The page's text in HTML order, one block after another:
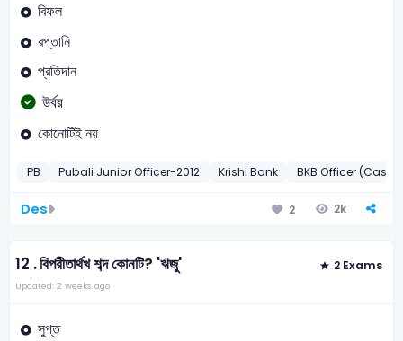
বিফল
রপ্তানি
প্রতিদান
উর্বর
কোনোটিই নয়
PB Pubali Junior Officer-2012 Krishi Bank BKB Officer
Des 2 2k
12 .বিপরীতার্থখ শব্দ কোনটি? 'ঋজু' 2 Exams
Updated: 2 weeks ago
সুপ্ত